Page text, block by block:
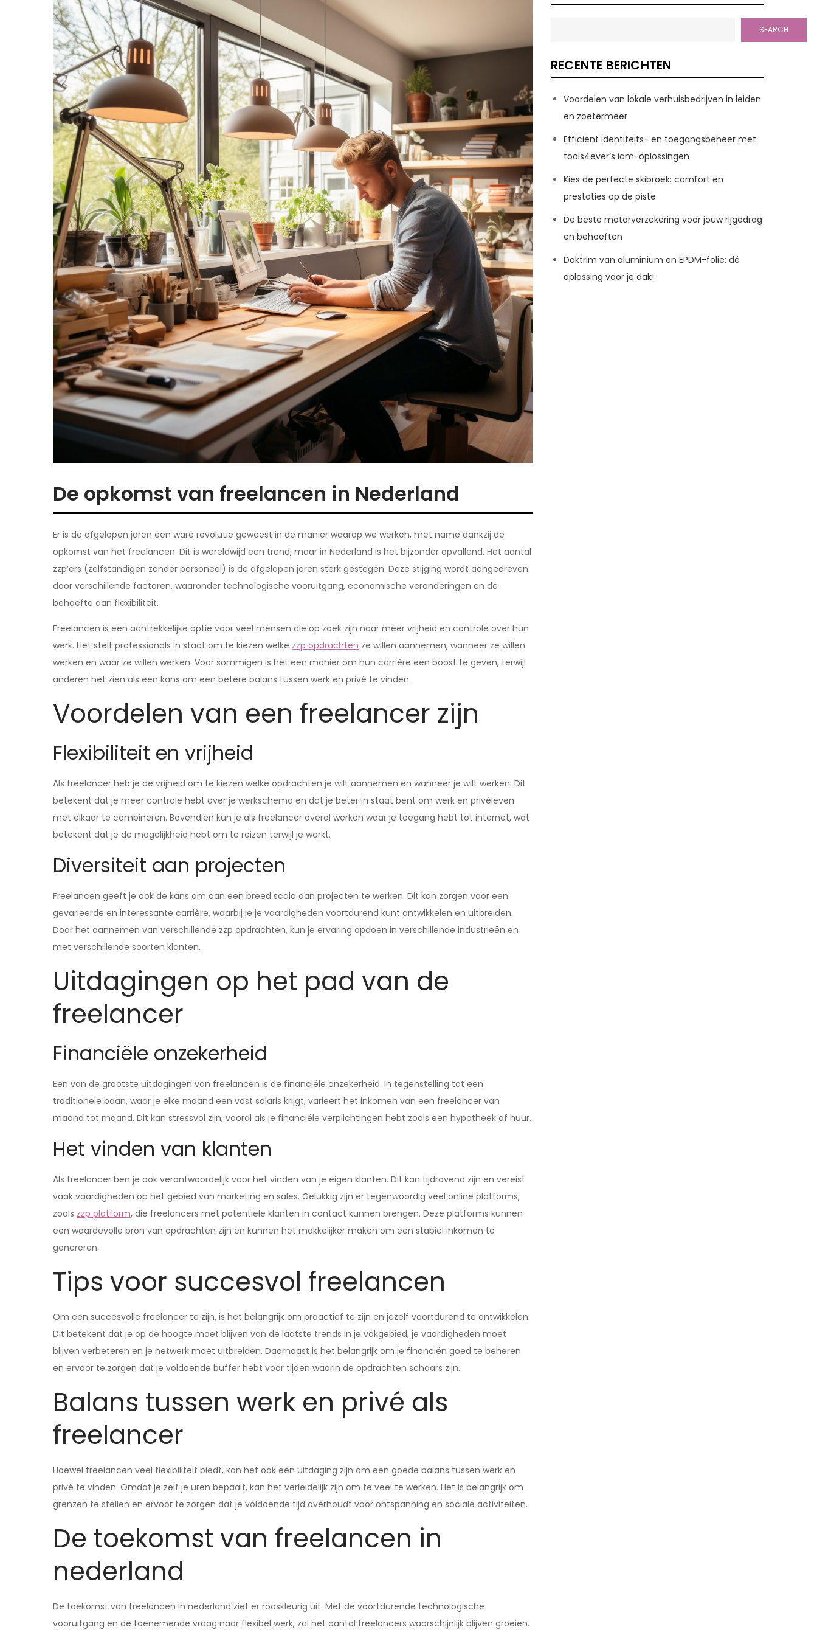
De opkomst van freelancen in Nederland
Er is de afgelopen jaren een ware revolutie geweest in de manier waarop we werken, met name dankzij de
opkomst van het freelancen. Dit is wereldwijd een trend, maar in Nederland is het bijzonder opvallend. Het aantal
zzp’ers (zelfstandigen zonder personeel) is de afgelopen jaren sterk gestegen. Deze stijging wordt aangedreven
door verschillende factoren, waaronder technologische vooruitgang, economische veranderingen en de
behoefte aan flexibiliteit.
Freelancen is een aantrekkelijke optie voor veel mensen die op zoek zijn naar meer vrijheid en controle over hun
werk. Het stelt professionals in staat om te kiezen welke zzp opdrachten ze willen aannemen, wanneer ze willen
werken en waar ze willen werken. Voor sommigen is het een manier om hun carrière een boost te geven, terwijl
anderen het zien als een kans om een betere balans tussen werk en privé te vinden.
Voordelen van een freelancer zijn
Flexibiliteit en vrijheid
Als freelancer heb je de vrijheid om te kiezen welke opdrachten je wilt aannemen en wanneer je wilt werken. Dit
betekent dat je meer controle hebt over je werkschema en dat je beter in staat bent om werk en privéleven
met elkaar te combineren. Bovendien kun je als freelancer overal werken waar je toegang hebt tot internet, wat
betekent dat je de mogelijkheid hebt om te reizen terwijl je werkt.
Diversiteit aan projecten
Freelancen geeft je ook de kans om aan een breed scala aan projecten te werken. Dit kan zorgen voor een
gevarieerde en interessante carrière, waarbij je je vaardigheden voortdurend kunt ontwikkelen en uitbreiden.
Door het aannemen van verschillende zzp opdrachten, kun je ervaring opdoen in verschillende industrieën en
met verschillende soorten klanten.
Uitdagingen op het pad van de
freelancer
Financiële onzekerheid
Een van de grootste uitdagingen van freelancen is de financiële onzekerheid. In tegenstelling tot een
traditionele baan, waar je elke maand een vast salaris krijgt, varieert het inkomen van een freelancer van
maand tot maand. Dit kan stressvol zijn, vooral als je financiële verplichtingen hebt zoals een hypotheek of huur.
Het vinden van klanten
Als freelancer ben je ook verantwoordelijk voor het vinden van je eigen klanten. Dit kan tijdrovend zijn en vereist
vaak vaardigheden op het gebied van marketing en sales. Gelukkig zijn er tegenwoordig veel online platforms,
zoals zzp platform, die freelancers met potentiële klanten in contact kunnen brengen. Deze platforms kunnen
een waardevolle bron van opdrachten zijn en kunnen het makkelijker maken om een stabiel inkomen te
genereren.
Tips voor succesvol freelancen
Om een succesvolle freelancer te zijn, is het belangrijk om proactief te zijn en jezelf voortdurend te ontwikkelen.
Dit betekent dat je op de hoogte moet blijven van de laatste trends in je vakgebied, je vaardigheden moet
blijven verbeteren en je netwerk moet uitbreiden. Daarnaast is het belangrijk om je financiën goed te beheren
en ervoor te zorgen dat je voldoende buffer hebt voor tijden waarin de opdrachten schaars zijn.
Balans tussen werk en privé als
freelancer
Hoewel freelancen veel flexibiliteit biedt, kan het ook een uitdaging zijn om een goede balans tussen werk en
privé te vinden. Omdat je zelf je uren bepaalt, kan het verleidelijk zijn om te veel te werken. Het is belangrijk om
grenzen te stellen en ervoor te zorgen dat je voldoende tijd overhoudt voor ontspanning en sociale activiteiten.
De toekomst van freelancen in
nederland
De toekomst van freelancen in nederland ziet er rooskleurig uit. Met de voortdurende technologische
vooruitgang en de toenemende vraag naar flexibel werk, zal het aantal freelancers waarschijnlijk blijven groeien.
SEARCH
RECENTE BERICHTEN
Voordelen van lokale verhuisbedrijven in leiden
en zoetermeer
Efficiënt identiteits- en toegangsbeheer met
tools4ever’s iam-oplossingen
Kies de perfecte skibroek: comfort en
prestaties op de piste
De beste motorverzekering voor jouw rijgedrag
en behoeften
Daktrim van aluminium en EPDM-folie: dé
oplossing voor je dak!